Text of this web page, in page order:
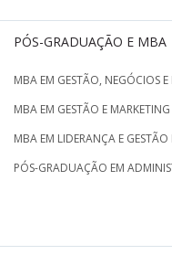
PÓS-GRADUAÇÃO E MBA
MBA EM GESTÃO, NEGÓCIOS E
MBA EM GESTÃO E
MBA EM LIDERANÇA E GESTÃO
PÓS-GRADUAÇÃO EM